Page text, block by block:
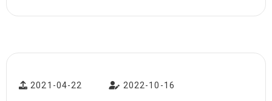
2021-04-22 2022-10-16